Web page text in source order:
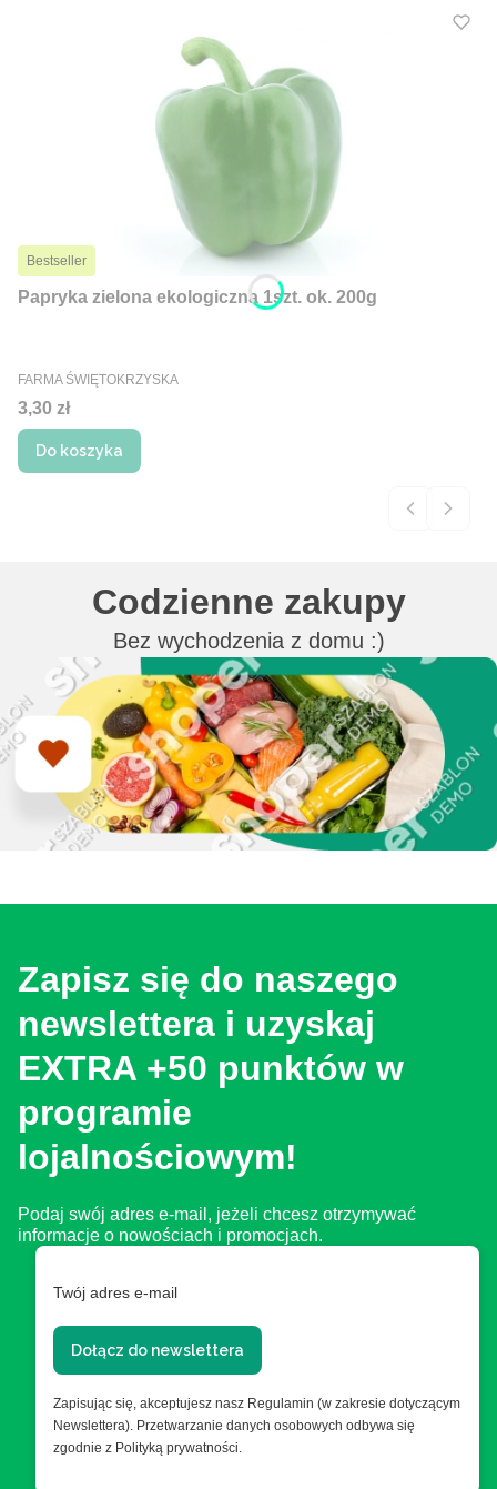
Bestseller
Papryka zielona ekologiczna 1szt. ok. 200g
PRODUCENT
FARMA ŚWIĘTOKRZYSKA
Cena
3,30 zł
Do koszyka
Codzienne zakupy
Bez wychodzenia z domu :)
Zapisz się do naszego
newslettera i uzyskaj
EXTRA +50 punktów w
programie
lojalnościowym!
Podaj swój adres e-mail, jeżeli chcesz otrzymywać
informacje o nowościach i promocjach.
Twój adres e-mail
Dołącz do newslettera
Zapisując się, akceptujesz nasz Regulamin (w zakresie dotyczącym
Newslettera). Przetwarzanie danych osobowych odbywa się
zgodnie z Polityką prywatności.